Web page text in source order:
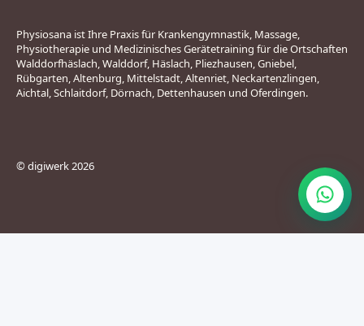
Physiosana ist Ihre Praxis für Krankengymnastik, Massage,
Physiotherapie und Medizinisches Gerätetraining für die Ortschaften
Walddorfhäslach, Walddorf, Häslach, Pliezhausen, Gniebel,
Rübgarten, Altenburg, Mittelstadt, Altenriet, Neckartenzlingen,
Aichtal, Schlaitdorf, Dörnach, Dettenhausen und Oferdingen.
© digiwerk 2026